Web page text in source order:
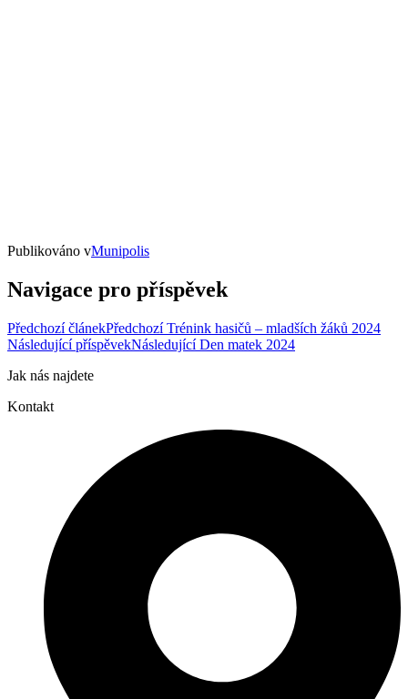
Publikováno vMunipolis
Navigace pro příspěvek
Předchozí článekPředchozí Trénink hasičů – mladších žáků 2024
Následující příspěvekNásledující Den matek 2024
Jak nás najdete
Kontakt